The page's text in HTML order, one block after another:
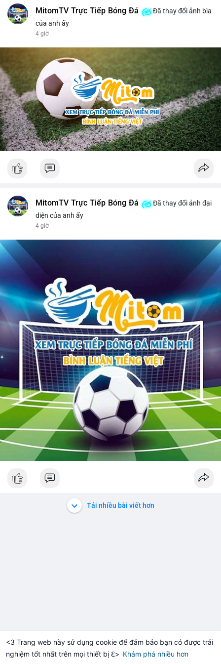
<3 Trang web này sử dụng cookie để đảm bảo bạn có được trải
nghiệm tốt nhất trên mọi thiết bị ℇ> Khám phá nhiều hơn
$1,899.60 +0.11% Solana $72.61 -1.24%
MitomTV Trực Tiếp Bóng Đá
Đã thay đổi ảnh bìa
của anh ấy
4 giờ
MitomTV Trực Tiếp Bóng Đá
Đã thay đổi ảnh đại
diện của anh ấy
4 giờ
Tải nhiều bài viết hơn